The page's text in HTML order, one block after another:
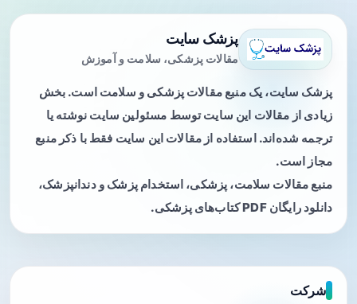
پزشک سایت
مقالات پزشکی، سلامت و آموزش
پزشک سایت، یک منبع مقالات پزشکی و سلامت است. بخش
زیادی از مقالات این سایت توسط مسئولین سایت نوشته یا
ترجمه شده‌اند. استفاده از مقالات این سایت فقط با ذکر منبع
مجاز است.
منبع مقالات سلامت، پزشکی، استخدام پزشک و دندانپزشک،
دانلود رایگان PDF کتاب‌های پزشکی.
شرکت